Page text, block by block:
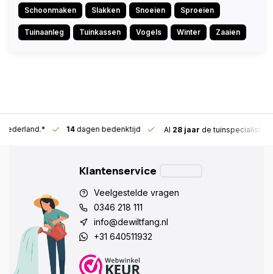
Schoonmaken Slakken Snoeien Sproeien
Tuinaanleg Tuinkassen Vogels Winter Zaaien
Nederland.* 14dagen bedenktijd Al 28 jaar de tuinspecialist
Klantenservice
Veelgestelde vragen
0346 218 111
info@dewiltfang.nl
+31 640511932